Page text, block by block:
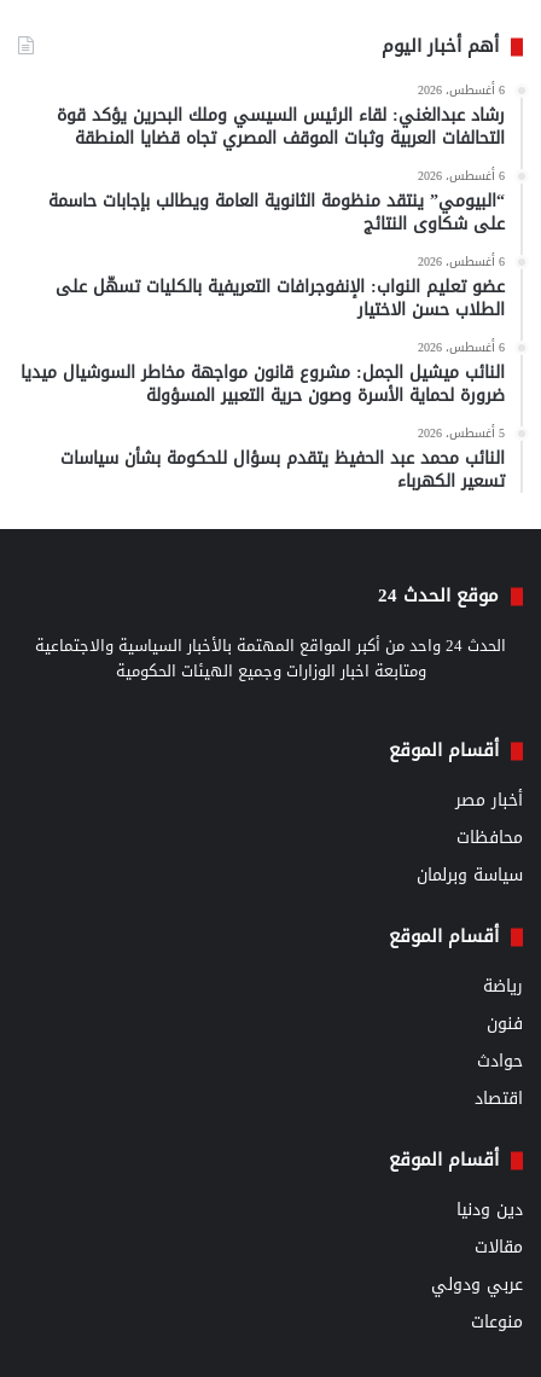
أهم أخبار اليوم
6 أغسطس، 2026
رشاد عبدالغني: لقاء الرئيس السيسي وملك البحرين يؤكد قوة
التحالفات العربية وثبات الموقف المصري تجاه قضايا المنطقة
6 أغسطس، 2026
“البيومي” ينتقد منظومة الثانوية العامة ويطالب بإجابات حاسمة
على شكاوى النتائج
6 أغسطس، 2026
عضو تعليم النواب: الإنفوجرافات التعريفية بالكليات تسهّل على
الطلاب حسن الاختيار
6 أغسطس، 2026
النائب ميشيل الجمل: مشروع قانون مواجهة مخاطر السوشيال ميديا
ضرورة لحماية الأسرة وصون حرية التعبير المسؤولة
5 أغسطس، 2026
النائب محمد عبد الحفيظ يتقدم بسؤال للحكومة بشأن سياسات
تسعير الكهرباء
موقع الحدث 24
الحدث 24 واحد من أكبر المواقع المهتمة بالأخبار السياسية والاجتماعية
ومتابعة اخبار الوزارات وجميع الهيئات الحكومية
أقسام الموقع
أخبار مصر
محافظات
سياسة وبرلمان
أقسام الموقع
رياضة
فنون
حوادث
اقتصاد
أقسام الموقع
دين ودنيا
مقالات
عربي ودولي
منوعات